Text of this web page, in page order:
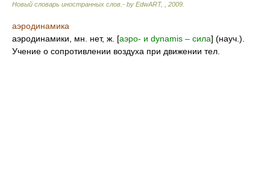
Новый словарь иностранных слов.- by EdwART, 2009
аэродинамика
аэродинамики, мн. нет, ж. [аэро- и dynamis – сила] (науч.).
Учение о сопротивлении воздуха при движении тел.